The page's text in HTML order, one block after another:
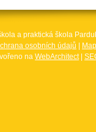
a praktická škola
osobních údajů
na WebArchitect|